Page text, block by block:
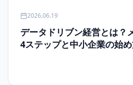
2026.06.19
データドリブン経営とは？
4ステップと中小企業の始め